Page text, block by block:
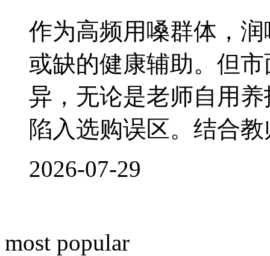
作为高频用嗓群体，
或缺的健康辅助。但
异，无论是老师自用
陷入选购误区。结合
2026-07-29
most popular